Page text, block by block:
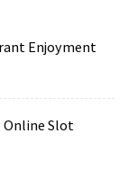
Enjoyment
Online Slot